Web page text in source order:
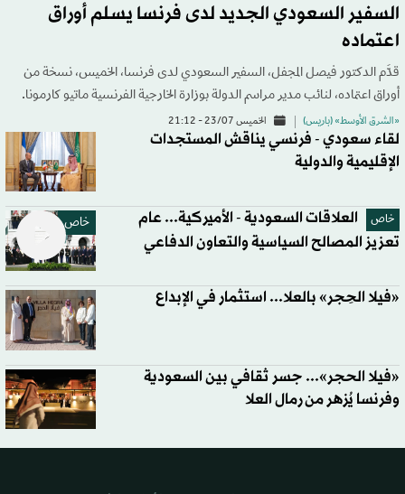
السفير السعودي الجديد لدى فرنسا يسلم أوراق
اعتماده
قدَّم الدكتور فيصل المجفل، السفير السعودي لدى فرنسا، الخميس، نسخة من
أوراق اعتماده، لنائب مدير مراسم الدولة بوزارة الخارجية الفرنسية ماتيو كارمونا.
«الشرق الأوسط» (باريس) الخميس 23/07 - 21:12
لقاء سعودي - فرنسي يناقش المستجدات
الإقليمية والدولية
خاص خاص
العلاقات السعودية - الأميركية... عام
تعزيز المصالح السياسية والتعاون الدفاعي
«فيلا الحِجر» بالعلا... استثمار في الإبداع
«فيلا الحجر»... جسر ثقافي بين السعودية
وفرنسا يُزهر من رمال العلا